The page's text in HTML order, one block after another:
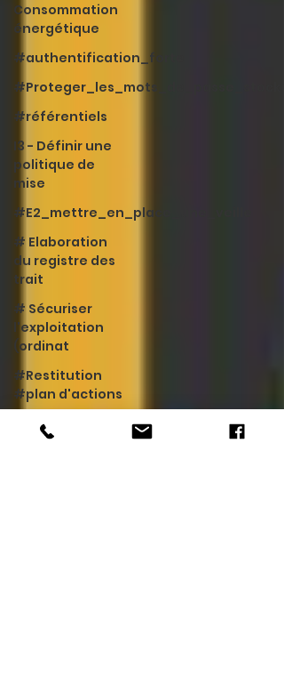
Consommation
énergétique
#authentification_forte
#référentiels
I3 - Définir une
politique de
mise
#E2_mettre_en_place_une_veille
# Elaboration
du registre des
trait
# Sécuriser
l'exploitation
(ordinat
#Restitution
#plan d'actions